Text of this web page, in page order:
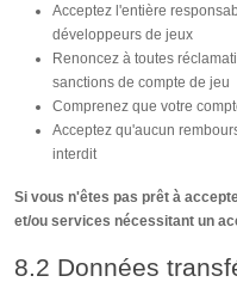
Acceptez l'entière
développeurs de jeux
Renoncez à toutes
sanctions de compte de jeu
Comprenez que votre
Acceptez qu'aucun
interdit
Si vous n'êtes pas prêt à
et/ou services nécessitant un
8.2 Données